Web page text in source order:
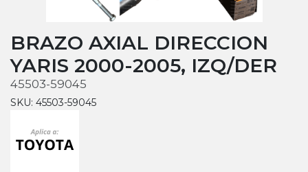
BRAZO AXIAL DIRECCION
YARIS 2000-2005, IZQ/DER
45503-59045
SKU: 45503-59045